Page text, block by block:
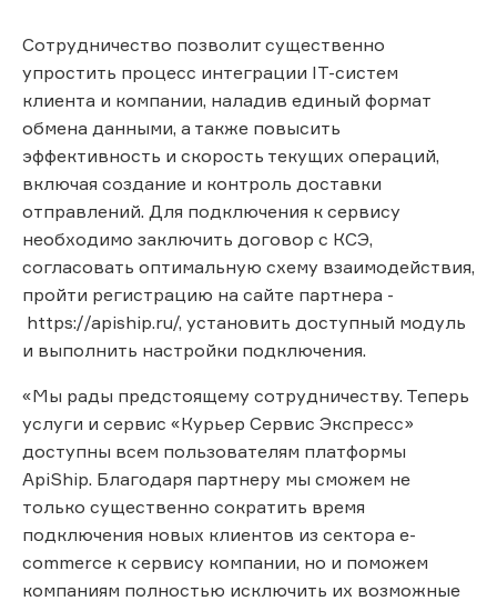
Сотрудничество позволит существенно
упростить процесс интеграции IT-систем
клиента и компании, наладив единый формат
обмена данными, а также повысить
эффективность и скорость текущих операций,
включая создание и контроль доставки
отправлений. Для подключения к сервису
необходимо заключить договор с КСЭ,
согласовать оптимальную схему взаимодействия,
пройти регистрацию на сайте партнера -
https://apiship.ru/, установить доступный модуль
и выполнить настройки подключения.
«Мы рады предстоящему сотрудничеству. Теперь
услуги и сервис «Курьер Сервис Экспресс»
доступны всем пользователям платформы
ApiShip. Благодаря партнеру мы сможем не
только существенно сократить время
подключения новых клиентов из сектора e-
commerce к сервису компании, но и поможем
компаниям полностью исключить их возможные